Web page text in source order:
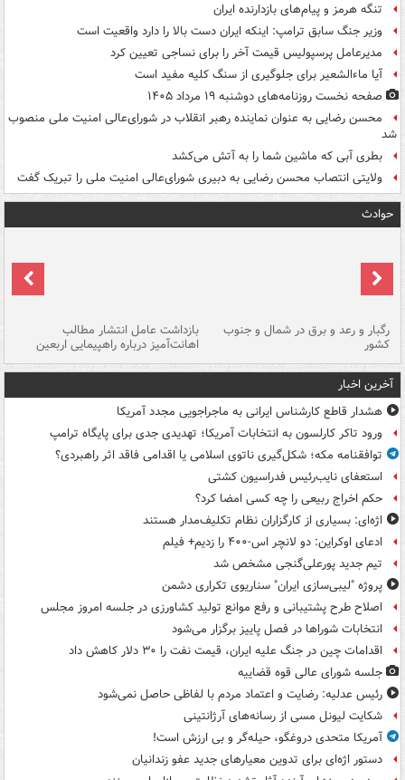
تنگه هرمز و پیام‌های بازدارنده ایران
وزیر جنگ سابق ترامپ: اینکه ایران دست بالا را دارد واقعیت است
مدیرعامل پرسپولیس قیمت آخر را برای نساجی تعیین کرد
آیا ماءالشعیر برای جلوگیری از سنگ کلیه مفید است
صفحه نخست روزنامه‌های دوشنبه ۱۹ مرداد ۱۴۰۵
محسن رضایی به عنوان نماینده رهبر انقلاب در شورای‌عالی امنیت ملی منصوب
شد
بطری آبی که ماشین شما را به آتش می‌کشد
ولایتی انتصاب محسن رضایی به دبیری شورای‌عالی امنیت ملی را تبریک گفت
حوادث
رگبار و رعد و برق در شمال و جنوب
کشور
بازداشت عامل انتشار مطالب
اهانت‌آمیز درباره راهپیمایی اربعین
آخرین اخبار
هشدار قاطع کارشناس ایرانی به ماجراجویی مجدد آمریکا
ورود تاکر کارلسون به انتخابات آمریکا؛ تهدیدی جدی برای پایگاه ترامپ
توافقنامه مکه؛ شکل‌گیری ناتوی اسلامی یا اقدامی فاقد اثر راهبردی؟
استعفای نایب‌رئیس فدراسیون کشتی
حکم اخراج ربیعی را چه کسی امضا کرد؟
اژه‌ای: بسیاری از کارگزاران نظام تکلیف‌مدار هستند
ادعای اوکراین: دو لانچر اس-۴۰۰ را زدیم+ فیلم
تیم جدید پورعلی‌گنجی مشخص شد
پروژه "لیبی‌سازی ایران" سناریوی تکراری دشمن
اصلاح طرح پشتیبانی و رفع موانع تولید کشاورزی در جلسه امروز مجلس
انتخابات شوراها در فصل پاییز برگزار می‌شود
اقدامات چین در جنگ علیه ایران، قیمت نفت را ۳۰ دلار کاهش داد
جلسه شورای عالی قوه قضاییه
رئیس عدلیه: رضایت و اعتماد مردم با لفاظی حاصل نمی‌شود
شکایت لیونل مسی از رسانه‌های آرژانتینی
آمریکا متحدی دروغگو، حیله‌گر و بی ارزش است!
دستور اژه‌ای برای تدوین معیارهای جدید عفو زندانیان